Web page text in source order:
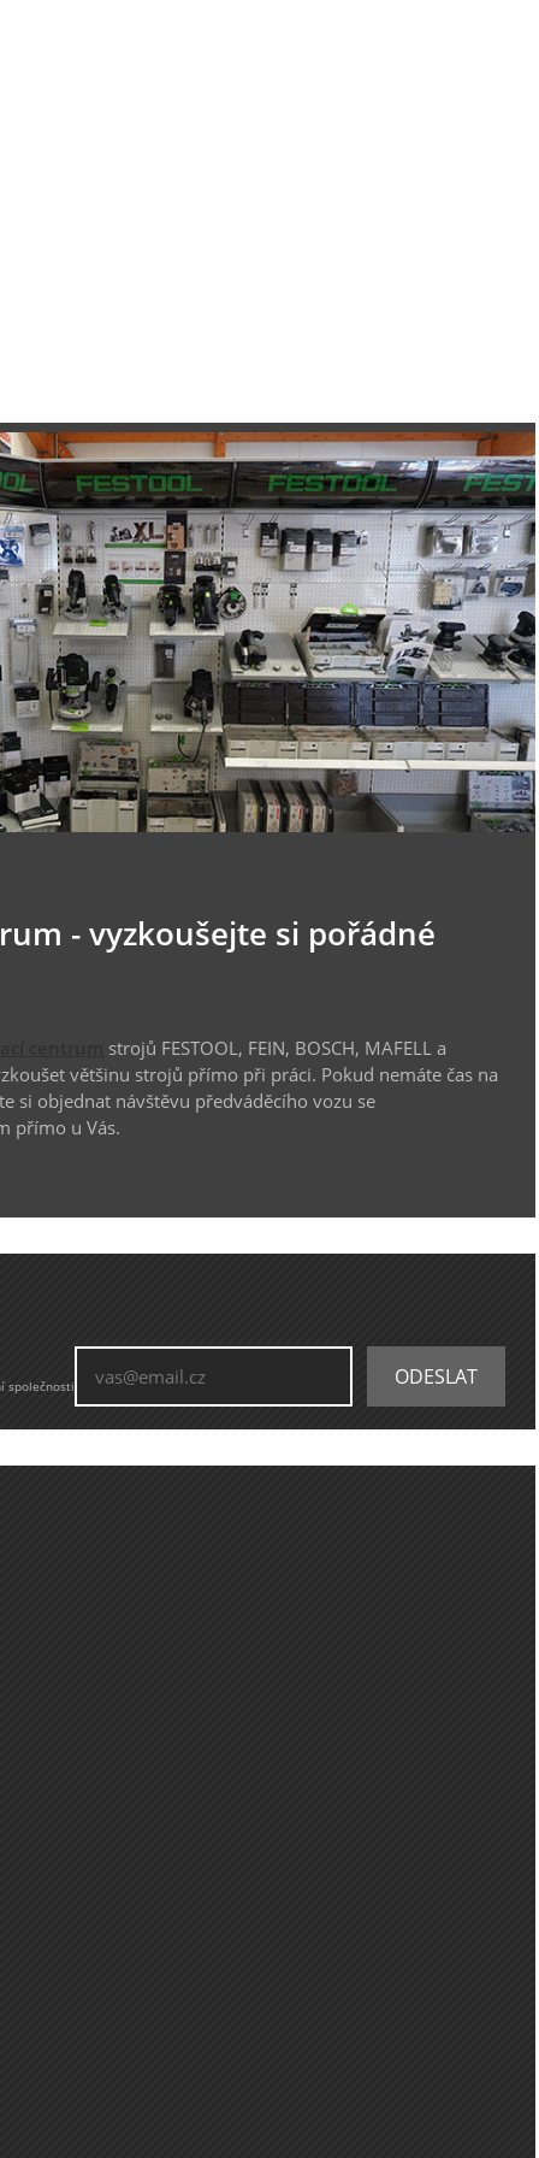
- vyzkoušejte si pořádné
strojů FESTOOL, FEIN, BOSCH, MAFELL a
většinu strojů přímo při práci. Pokud nemáte čas na
si objednat návštěvu předváděcího vozu se
přímo u Vás.
společnosti